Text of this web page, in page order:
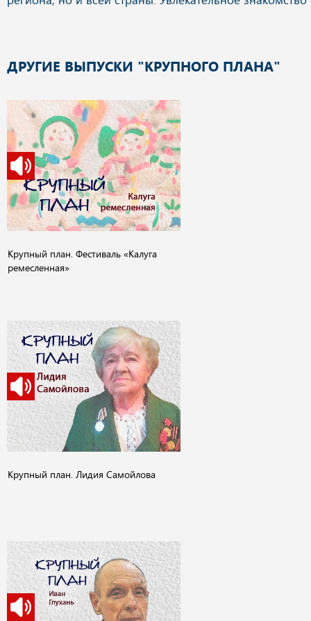
ДРУГИЕ ВЫПУСКИ "КРУПНОГО ПЛАНА"
Крупный план. Фестиваль «Калуга
ремесленная»
Крупный план. Лидия Самойлова